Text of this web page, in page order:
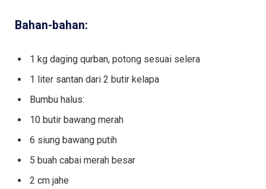
Bahan-bahan:
1 kg daging qurban, potong sesuai selera
1 liter santan dari 2 butir kelapa
Bumbu halus:
10 butir bawang merah
6 siung bawang putih
5 buah cabai merah besar
2 cm jahe